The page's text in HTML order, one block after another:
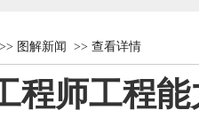
图解新闻 >> 查看详情
程师工程